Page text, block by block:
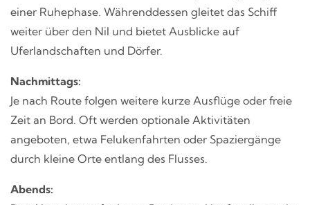
einer Ruhephase. Währenddessen gleitet das Schiff
weiter über den Nil und bietet Ausblicke auf
Uferlandschaften und Dörfer.
Nachmittags:
Je nach Route folgen weitere kurze Ausflüge oder freie
Zeit an Bord. Oft werden optionale Aktivitäten
angeboten, etwa Felukenfahrten oder Spaziergänge
durch kleine Orte entlang des Flusses.
Abends: